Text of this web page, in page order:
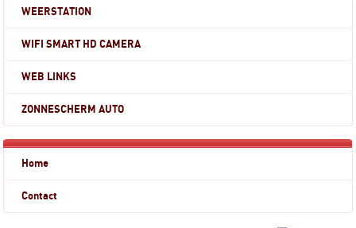
WEERSTATION
WIFI SMART HD CAMERA
WEB LINKS
ZONNESCHERM AUTO
Home
Contact